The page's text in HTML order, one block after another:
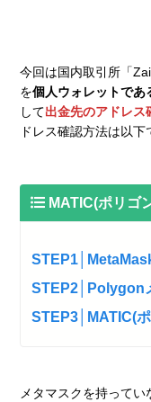
今回は国内取引所「
を個人ウォレットであ
して出金先のアドレス
ドレス確認方法は以下
MATIC(ポリゴ
STEP2│Polygon
STEP3│MATIC(
メタマスクを持ってい